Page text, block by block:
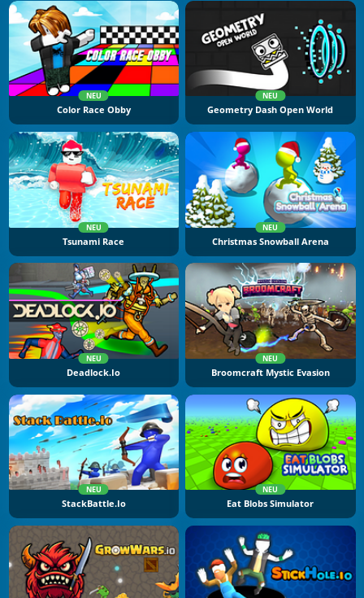
NEU
Color Race Obby
NEU
Geometry Dash Open World
NEU
Tsunami Race
NEU
Christmas Snowball Arena
NEU
Deadlock.io
NEU
Broomcraft Mystic Evasion
NEU
StackBattle.io
NEU
Eat Blobs Simulator